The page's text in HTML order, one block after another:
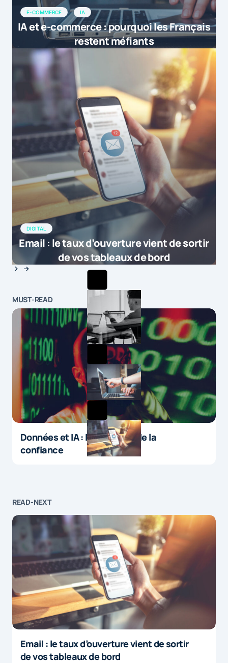
E-COMMERCE IA
IA et e-commerce : pourquoi les Français
restent méfiants
DIGITAL
Email : le taux d’ouverture vient de sortir
de vos tableaux de bord
MUST-READ
Données et IA : le paradoxe de la
confiance
READ-NEXT
Email : le taux d’ouverture vient de sortir
de vos tableaux de bord